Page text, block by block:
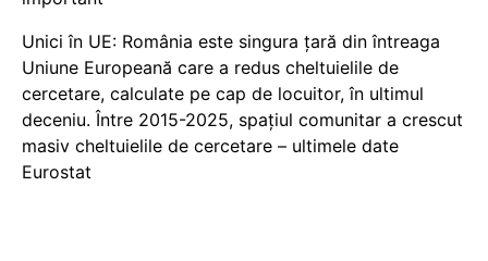
Unici în UE: România este singura țară din întreaga
Uniune Europeană care a redus cheltuielile de
cercetare, calculate pe cap de locuitor, în ultimul
deceniu. Între 2015-2025, spațiul comunitar a crescut
masiv cheltuielile de cercetare – ultimele date
Eurostat